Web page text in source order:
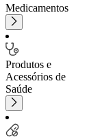
Medicamentos
Produtos e
Acessórios de
Saúde